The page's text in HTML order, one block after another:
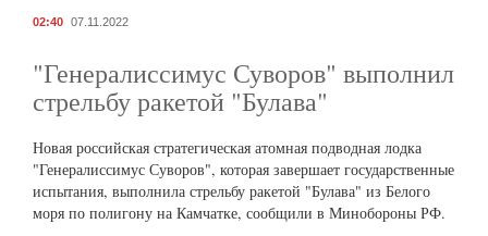
02:40 07.11.2022
"Генералиссимус Суворов" выполнил
стрельбу ракетой "Булава"
Новая российская стратегическая атомная подводная лодка
"Генералиссимус Суворов", которая завершает государственные
испытания, выполнила стрельбу ракетой "Булава" из Белого
моря по полигону на Камчатке, сообщили в Минобороны РФ.